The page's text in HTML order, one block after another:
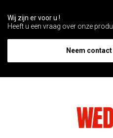
Wij zijn er voor u !
Heeft u een vraag over onze
Neem